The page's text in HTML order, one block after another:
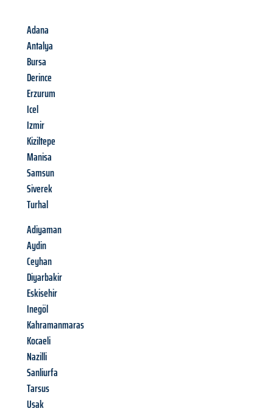
Adana
Antalya
Bursa
Derince
Erzurum
Icel
Izmir
Kiziltepe
Manisa
Samsun
Siverek
Turhal
Adiyaman
Aydin
Ceyhan
Diyarbakir
Eskisehir
Inegöl
Kahramanmaras
Kocaeli
Nazilli
Sanliurfa
Tarsus
Usak